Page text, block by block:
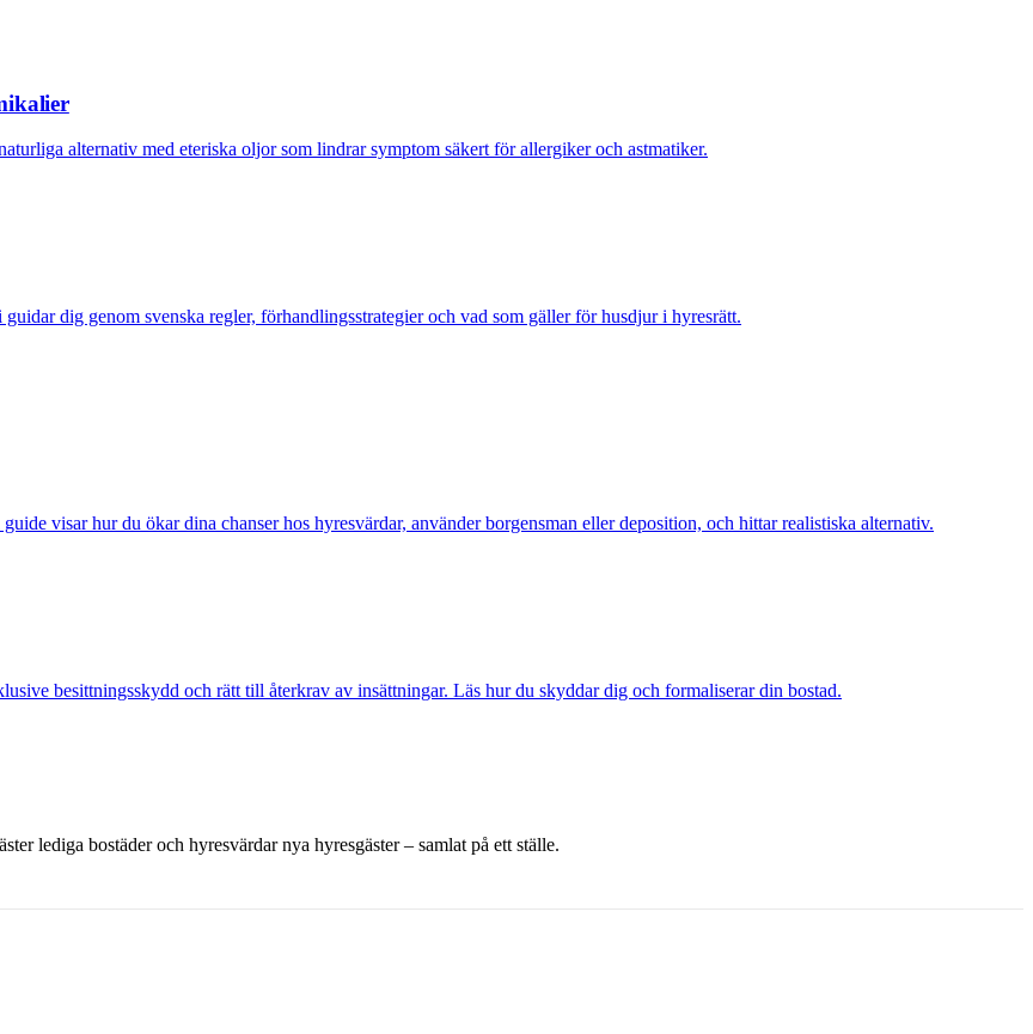
alternativ med eteriska oljor som lindrar symptom säkert för allergiker och astmatiker.
dig genom svenska regler, förhandlingsstrategier och vad som gäller för husdjur i hyresrätt.
visar hur du ökar dina chanser hos hyresvärdar, använder borgensman eller deposition, och hittar realistiska alternativ.
besittningsskydd och rätt till återkrav av insättningar. Läs hur du skyddar dig och formaliserar din bostad.
lediga bostäder och hyresvärdar nya hyresgäster – samlat på ett ställe.